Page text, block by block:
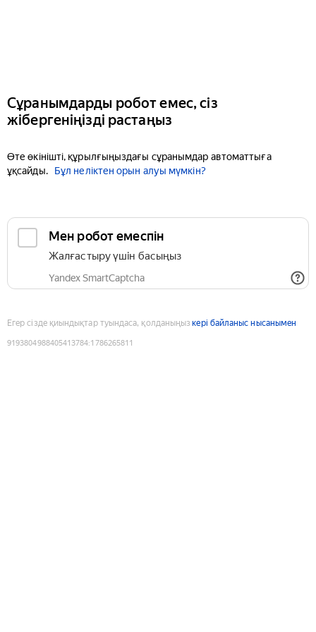
Сұранымдарды робот емес, сіз
жібергеніңізді растаңыз
Өте өкінішті, құрылғыңыздағы сұранымдар автоматтыға
ұқсайды.
Бұл неліктен орын алуы мүмкін?
Мен робот емеспін
Жалғастыру үшін басыңыз
Yandex SmartCaptcha
Егер сізде қиындықтар туындаса, қолданыңыз кері байланыс нысанымен
9193804988405413784:1786265811